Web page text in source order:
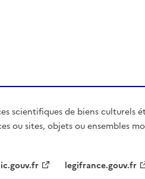
scientifiques de biens culturels
ou sites, objets ou ensembles
legifrance.gouv.fr